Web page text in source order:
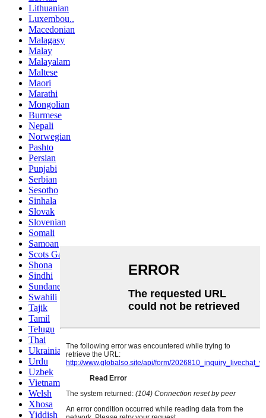
Lithuanian
Luxembou..
Macedonian
Malagasy
Malay
Malayalam
Maltese
Maori
Marathi
Mongolian
Burmese
Nepali
Norwegian
Pashto
Persian
Punjabi
Serbian
Sesotho
Sinhala
Slovak
Slovenian
Somali
Samoan
Scots Gaelic
Shona
Sindhi
Sundanese
Swahili
Tajik
Tamil
Telugu
Thai
Ukrainian
Urdu
Uzbek
Vietnamese
Welsh
Xhosa
Yiddish